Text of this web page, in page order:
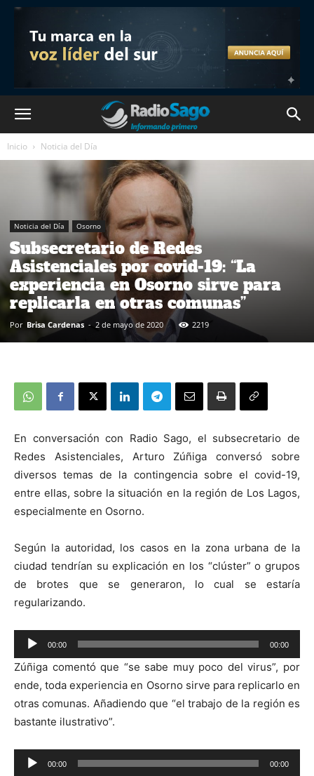
Inicio Noticia del Día
Noticia del Día Osorno
Subsecretario de Redes
Asistenciales por covid-19: “La
experiencia en Osorno sirve para
replicarla en otras comunas”
Por Brisa Cardenas - 2 de mayo de 2020 2219
En conversación con Radio Sago, el subsecretario de
Redes Asistenciales, Arturo Zúñiga conversó sobre
diversos temas de la contingencia sobre el covid-19,
entre ellas, sobre la situación en la región de Los Lagos,
especialmente en Osorno.
Según la autoridad, los casos en la zona urbana de la
ciudad tendrían su explicación en los “clúster” o grupos
de brotes que se generaron, lo cual se estaría
regularizando.
Reproductor
de
audio
00:00 00:00
Zúñiga comentó que “se sabe muy poco del virus”, por
ende, toda experiencia en Osorno sirve para replicarlo en
otras comunas. Añadiendo que “el trabajo de la región es
bastante ilustrativo”.
Reproductor
00:00 00:00